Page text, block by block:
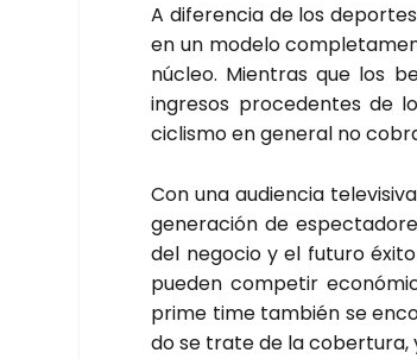
A dife­ren­cia de los
en un mode­lo
núcleo. Mien­tras que los
ingre­sos pro­ce­den­tes de
ciclis­mo en gene­ral no
Con una audien­cia
gene­ra­ción de
del nego­cio y el futu­ro
pue­den com­pe­tir
pri­me time tam­bién se
do se tra­te de la